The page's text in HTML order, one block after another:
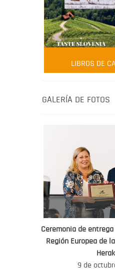
FOOD
Robert
Robert Oliver is
Food Revolution”
WORLD FOOD
LIBROS DE
GALERÍA DE FOTOS
Ceremonia de
Región Europea de
9 de